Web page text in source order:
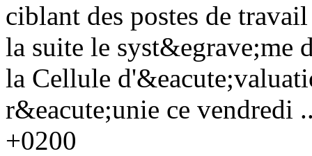
ciblant des postes de
la suite le syst&egrave;me
la Cellule
r&eacute;unie ce vendredi
+0200